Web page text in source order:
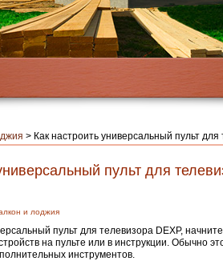
> Как настроить универсальный пульт
пульт для
и лоджия
пульт для телевизора DEXP,
на пульте или в инструкции. Обычно
инструментов.